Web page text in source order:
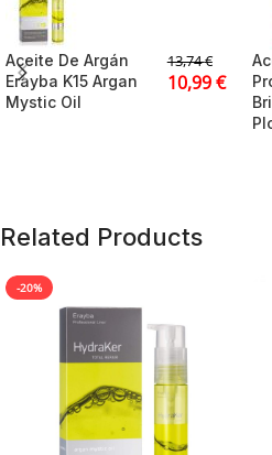
Aceite De Argán
Erayba K15 Argan
Mystic Oil
13,74€
10,99€
Related Products
-20%